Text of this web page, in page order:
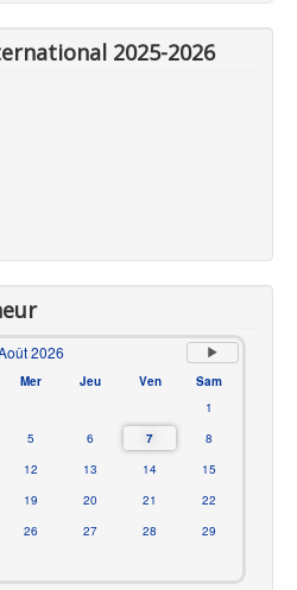
2025-2026
2026
Mer Jeu Ven
Sam
1
5 6 7
8
12 13 14
15
19 20 21
22
26 27 28
29